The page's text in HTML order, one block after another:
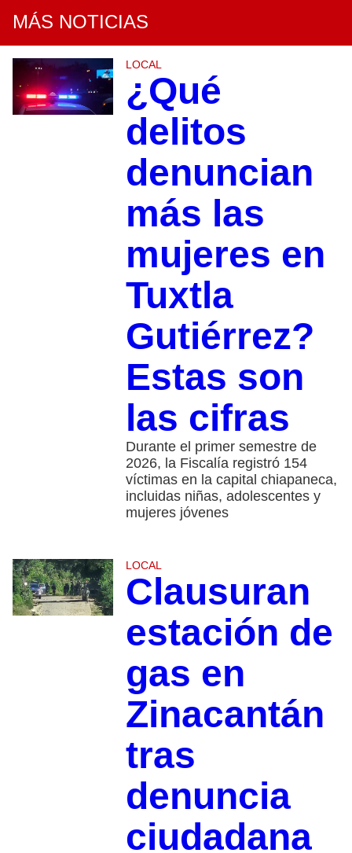
MÁS NOTICIAS
LOCAL
¿Qué
delitos
denuncian
más las
mujeres en
Tuxtla
Gutiérrez?
Estas son
las cifras
Durante el primer semestre de
2026, la Fiscalía registró 154
víctimas en la capital chiapaneca,
incluidas niñas, adolescentes y
mujeres jóvenes
LOCAL
Clausuran
estación de
gas en
Zinacantán
tras
denuncia
ciudadana